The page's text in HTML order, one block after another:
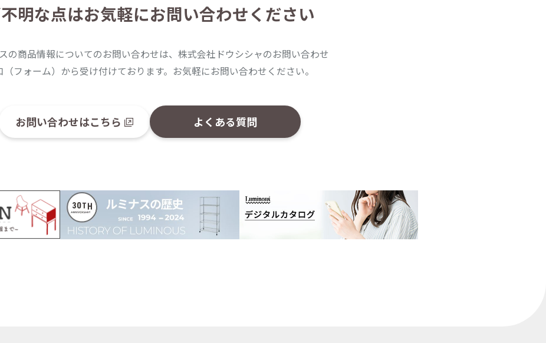
明な点はお気軽にお問い合わせください
の商品情報についてのお問い合わせは、株式会社ドウシシャのお問い合わせ
（フォーム）から受け付けております。お気軽にお問い合わせください。
お問い合わせはこちら よくある質問